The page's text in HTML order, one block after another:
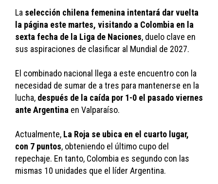
La selección chilena femenina intentará dar vuelta
la página este martes, visitando a Colombia en la
sexta fecha de la Liga de Naciones, duelo clave en
sus aspiraciones de clasificar al Mundial de 2027.
El combinado nacional llega a este encuentro con la
necesidad de sumar de a tres para mantenerse en la
lucha, después de la caída por 1-0 el pasado viernes
ante Argentina en Valparaíso.
Actualmente, La Roja se ubica en el cuarto lugar,
con 7 puntos, obteniendo el último cupo del
repechaje. En tanto, Colombia es segundo con las
mismas 10 unidades que el líder Argentina.